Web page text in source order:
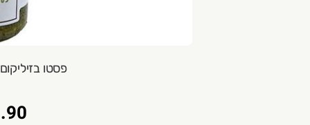
פסטו בזיליקום 140 גרם מן